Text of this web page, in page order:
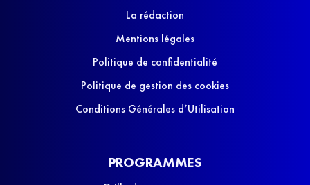
La rédaction
Mentions légales
Politique de confidentialité
Politique de gestion des cookies
Conditions Générales d’Utilisation
PROGRAMMES